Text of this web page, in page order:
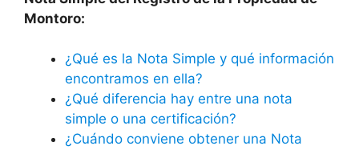
Montoro:
¿Qué es la Nota Simple y qué información
encontramos en ella?
¿Qué diferencia hay entre una nota
simple o una certificación?
¿Cuándo conviene obtener una Nota